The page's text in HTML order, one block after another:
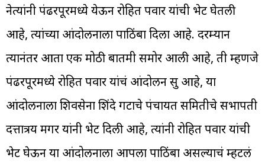
नेत्यांनी पंढरपूरमध्ये येऊन रोहित पवार यांची भेट घेतली
आहे, त्यांच्या आंदोलनाला पाठिंबा दिला आहे. दरम्यान
त्यानंतर आता एक मोठी बातमी समोर आली आहे, ती म्हणजे
पंढरपूरमध्ये रोहित पवार यांचं आंदोलन सुरू आहे, या
आंदोलनाला शिवसेना शिंदे गटाचे पंचायत समितीचे सभापती
दत्तात्रय मगर यांनी भेट दिली आहे, त्यांनी रोहित पवार यांची
भेट घेऊन या आंदोलनाला आपला पाठिंबा असल्याचं म्हटलं